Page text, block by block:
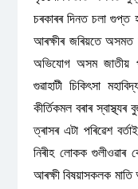
চৰকাৰৰ দিনত চলা গুপ্ত
আৰক্ষীৰ জৰিয়তে
অভিযোগ অসম জাতীয়
গুৱাহাটী চিকিৎসা
কীৰ্তিকমল বৰাৰ
ত্ৰাসৰ এটা পৰিৱেশ
নিৰীহ লোকক গুলীওৱাৰ
আৰক্ষী বিষয়াসকলক মাতি